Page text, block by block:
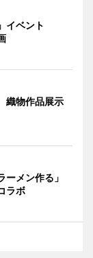
イベント
織物作品展示
メン作る」
ラボ